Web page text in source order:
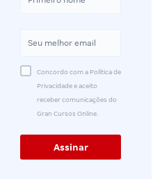
Concordo com a Política de
Privacidade e aceito
receber comunicações do
Gran Cursos Online.